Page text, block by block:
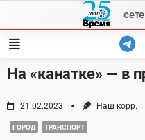
content
На «канатке» — в
21.02.2023 Наш корр.
ГОРОД ТРАНСПОРТ